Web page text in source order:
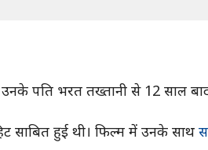
पति भरत तख्तानी से 12 साल
साबित हुई थी। फिल्म में उनके साथ